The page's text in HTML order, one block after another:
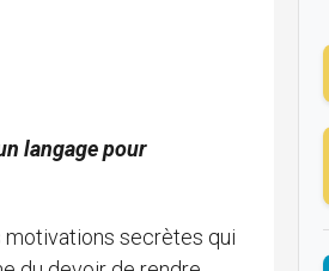
langage pour
motivations secrètes qui